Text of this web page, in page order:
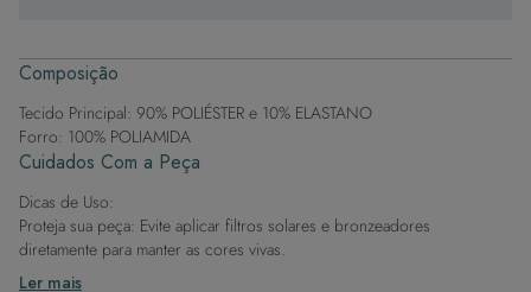
ilustrado.
Aposte nessa peça para destacar seu estilo com
conforto.
Composição
Tecido Principal: 90% POLIÉSTER e 10% ELASTANO
Forro: 100% POLIAMIDA
Cuidados Com a Peça
Dicas de Uso:
Proteja sua peça: Evite aplicar filtros solares e bronzeadores
diretamente para manter as cores vivas.
Após a piscina: Lembre-se de que o cloro pode desgastar o tecido,
Ler mais